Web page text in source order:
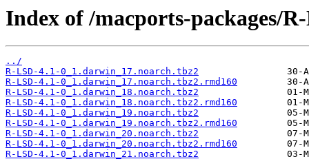
Index of /macports-packages/
../
R-LSD-4.1-0_1.darwin_17.noarch.tbz2
R-LSD-4.1-0_1.darwin_17.noarch.tbz2.rmd160
R-LSD-4.1-0_1.darwin_18.noarch.tbz2
R-LSD-4.1-0_1.darwin_18.noarch.tbz2.rmd160
R-LSD-4.1-0_1.darwin_19.noarch.tbz2
R-LSD-4.1-0_1.darwin_19.noarch.tbz2.rmd160
R-LSD-4.1-0_1.darwin_20.noarch.tbz2
R-LSD-4.1-0_1.darwin_20.noarch.tbz2.rmd160
R-LSD-4.1-0_1.darwin_21.noarch.tbz2